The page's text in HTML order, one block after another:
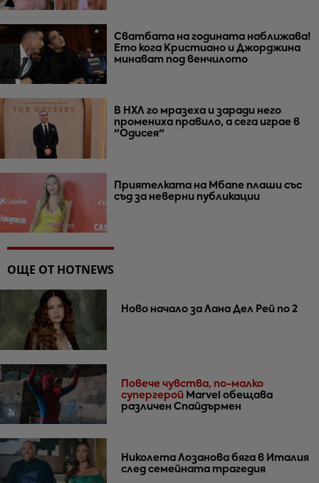
Сватбата на годината наближава!
Ето кога Кристиано и Джорджина
минават под венчилото
В НХЛ го мразеха и заради него
промениха правило, а сега играе в
"Одисея"
Приятелката на Мбапе плаши със
съд за неверни публикации
ОЩЕ ОТ HOTNEWS
Ново начало за Лана Дел Рей по 2
Повече чувства, по-малко
супергерой Marvel обещава
различен Спайдърмен
Николета Лозанова бяга в Италия
след семейната трагедия